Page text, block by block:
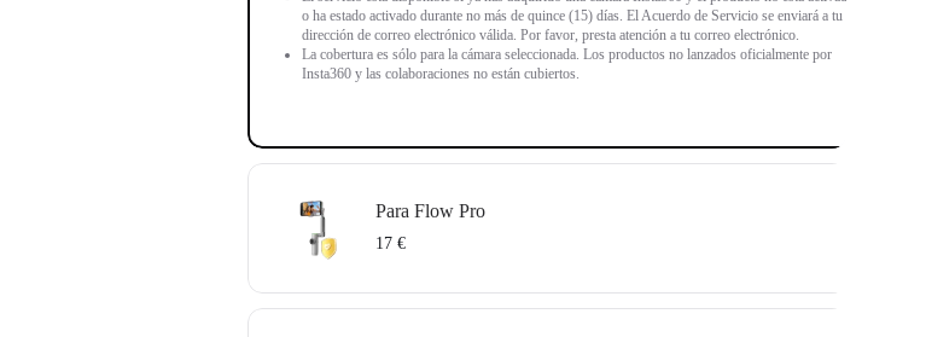
o ha estado activado durante no más de quince (15) días. El Acuerdo de Servicio se enviará a tu
dirección de correo electrónico válida. Por favor, presta atención a tu correo electrónico.
La cobertura es sólo para la cámara seleccionada. Los productos no lanzados oficialmente por
Insta360 y las colaboraciones no están cubiertos.
Para Flow Pro
17 €